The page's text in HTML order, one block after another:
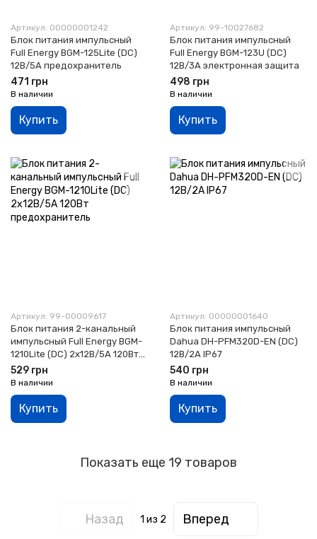
Артикул: 00000001242
Блок питания импульсный
Full Energy BGM-125Lite (DC)
12В/5А предохранитель
471 грн
В наличии
Купить
Артикул: 99-10027682
Блок питания импульсный
Full Energy BGM-123U (DC)
12В/3А электронная защита
498 грн
В наличии
Купить
Артикул: 99-00009617
Блок питания 2-канальный
импульсный Full Energy BGM-
1210Lite (DC) 2x12В/5А 120Вт
предохранитель
529 грн
В наличии
Купить
Артикул: 00000001640
Блок питания импульсный
Dahua DH-PFM320D-EN (DC)
12В/2А IP67
540 грн
В наличии
Купить
Показать еще 19 товаров
Назад 1 из 2 Вперед